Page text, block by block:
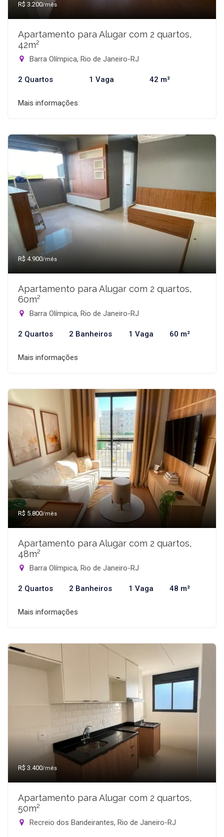
R$ 3.200/mês
Apartamento para Alugar com 2 quartos,
42m²
Barra Olímpica, Rio de Janeiro-RJ
2 Quartos 1 Vaga 42 m²
Mais informações
R$ 4.900/mês
Apartamento para Alugar com 2 quartos,
60m²
Barra Olímpica, Rio de Janeiro-RJ
2 Quartos 2 Banheiros 1 Vaga 60 m²
Mais informações
R$ 5.800/mês
Apartamento para Alugar com 2 quartos,
48m²
Barra Olímpica, Rio de Janeiro-RJ
2 Quartos 2 Banheiros 1 Vaga 48 m²
Mais informações
R$ 3.400/mês
Apartamento para Alugar com 2 quartos,
50m²
Recreio dos Bandeirantes, Rio de Janeiro-RJ